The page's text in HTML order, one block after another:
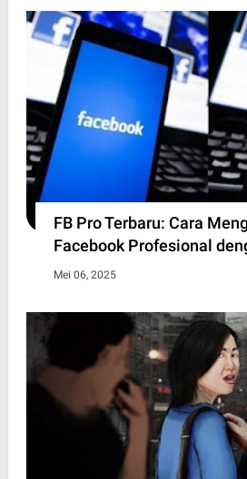
FB Pro Terbaru: Cara
Facebook Profesional
Mei 06, 2025